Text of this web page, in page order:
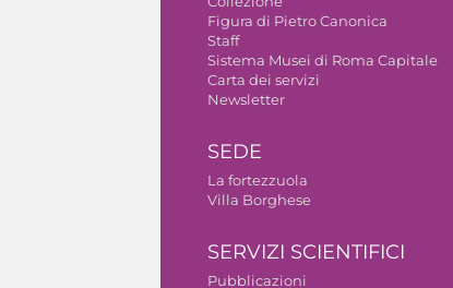
Figura di Pietro Canonica
Staff
Sistema Musei di Roma Capitale
Carta dei servizi
Newsletter
SEDE
La fortezzuola
Villa Borghese
SERVIZI SCIENTIFICI
Pubblicazioni